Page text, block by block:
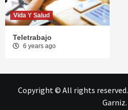
Vida Y Salud
Teletrabajo
6 years ago
Copyright © All rights reserved.
Garniz.